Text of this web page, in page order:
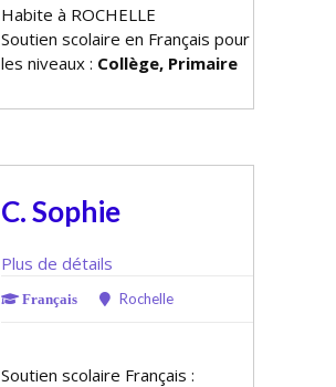
Habite à ROCHELLE
Soutien scolaire en Français pour
les niveaux : Collège, Primaire
C. Sophie
Plus de détails
Français Rochelle
Soutien scolaire Français :